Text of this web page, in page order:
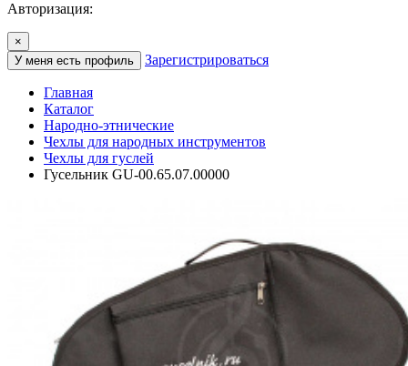
Авторизация:
×
У меня есть профиль
Зарегистрироваться
Главная
Каталог
Народно-этнические
Чехлы для народных инструментов
Чехлы для гуслей
Гусельник GU-00.65.07.00000